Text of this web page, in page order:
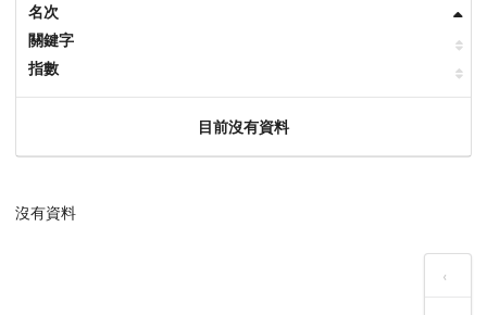
名次
關鍵字
指數
目前沒有資料
沒有資料
‹